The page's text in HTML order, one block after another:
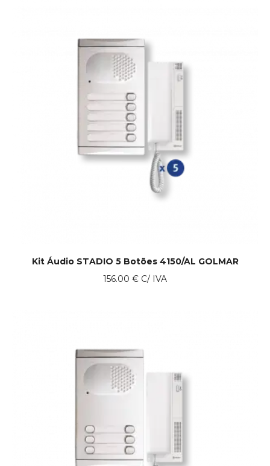
Kit Áudio STADIO 5 Botões 4150/AL GOLMAR
156.00 € C/ IVA